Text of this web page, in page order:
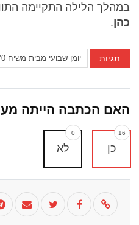
במהלך הלילה התקיימה
כהן.
תגיות יומן שבועי מבית משיח 770
האם הכתבה הייתה
כן
16
לא
0